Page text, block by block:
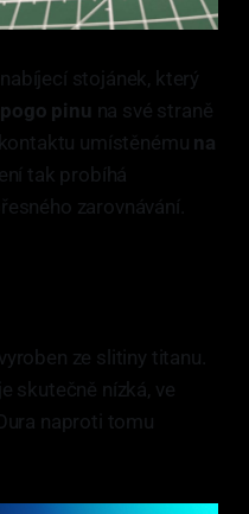
stojánek, který
pinu na své straně
umístěnému na
tak probíhá
zarovnávání.
ze slitiny titanu.
skutečně nízká, ve
naproti tomu